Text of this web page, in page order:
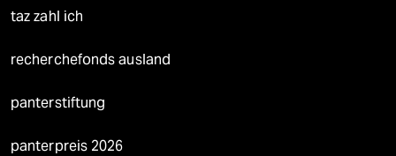
taz zahl ich
recherchefonds ausland
panterstiftung
panterpreis 2026